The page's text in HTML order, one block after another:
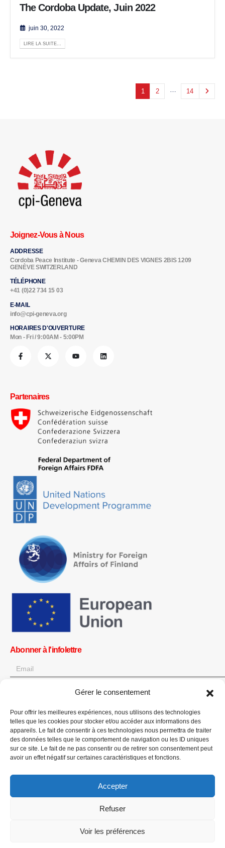
Gérer le consentement
Pour offrir les meilleures expériences, nous utilisons des technologies
telles que les cookies pour stocker et/ou accéder aux informations des
appareils. Le fait de consentir à ces technologies nous permettra de traiter
des données telles que le comportement de navigation ou les ID uniques
sur ce site. Le fait de ne pas consentir ou de retirer son consentement peut
avoir un effet négatif sur certaines caractéristiques et fonctions.
Accepter
Refuser
Voir les préférences
The Cordoba Update, Juin 2022
juin 30, 2022
LIRE LA SUITE...
1 2 … 14
Joignez-Vous à Nous
ADDRESSE
Cordoba Peace Institute - Geneva CHEMIN DES VIGNES 2BIS 1209
GENÈVE SWITZERLAND
TÉLÉPHONE
+41 (0)22 734 15 03
E-MAIL
info@cpi-geneva.org
HORAIRES D'OUVERTURE
Mon - Fri / 9:00AM - 5:00PM
Partenaires
Abonner à l'infolettre
Obtenez toutes les dernières informations sur les actualités, les
événements et les mises à jour. Inscrivez-vous à l'infolettre.
Faites un don